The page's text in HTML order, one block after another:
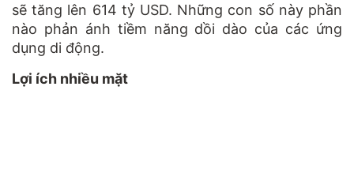
sẽ tăng lên 614 tỷ USD. Những con số này phần
nào phản ánh tiềm năng dồi dào của các ứng
dụng di động.
Lợi ích nhiều mặt